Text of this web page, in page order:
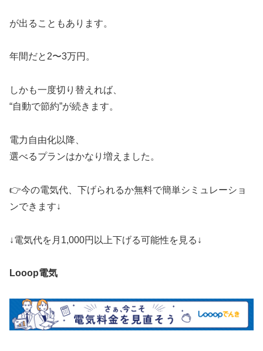
が出ることもあります。
年間だと2〜3万円。
しかも一度切り替えれば、
“自動で節約”が続きます。
電力自由化以降、
選べるプランはかなり増えました。
👉今の電気代、下げられるか無料で簡単シミュレーショ
ンできます↓
↓電気代を月1,000円以上下げる可能性を見る↓
Looop電気